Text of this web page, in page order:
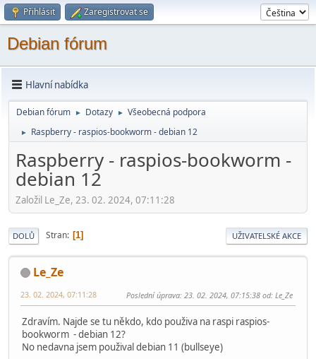
Přihlásit Zaregistrovat se
Debian fórum
Hlavní nabídka
Debian fórum ► Dotazy ► Všeobecná podpora
► Raspberry - raspios-bookworm - debian 12
Raspberry - raspios-bookworm -
debian 12
Založil Le_Ze, 23. 02. 2024, 07:11:28
DOLŮ Stran 1 UŽIVATELSKÉ AKCE
Le_Ze
23. 02. 2024, 07:11:28 Poslední úprava: 23. 02. 2024, 07:15:38 od: Le_Ze
Zdravím. Najde se tu někdo, kdo použiva na raspi raspios-
bookworm - debian 12?
No nedavna jsem použival debian 11 (bullseye)